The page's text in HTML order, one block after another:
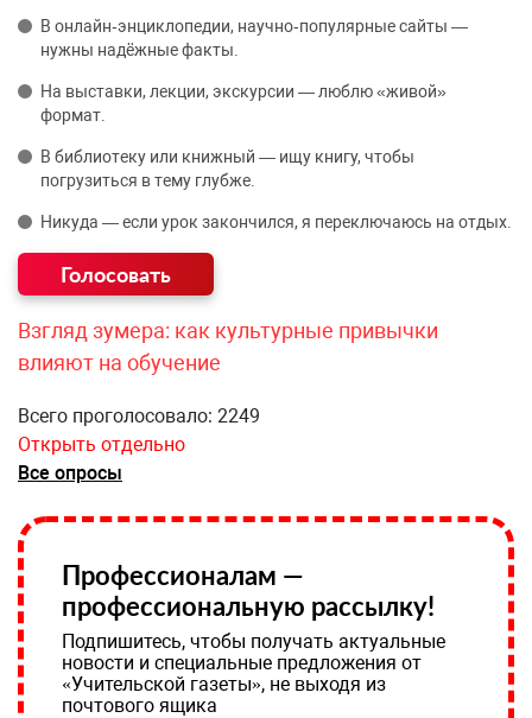
В онлайн‑энциклопедии, научно‑популярные сайты —
нужны надёжные факты.
На выставки, лекции, экскурсии — люблю «живой»
формат.
В библиотеку или книжный — ищу книгу, чтобы
погрузиться в тему глубже.
Никуда — если урок закончился, я переключаюсь на отдых.
Взгляд зумера: как культурные привычки
влияют на обучение
Всего проголосовало: 2249
Открыть отдельно
Все опросы
Профессионалам —
профессиональную рассылку!
Подпишитесь, чтобы получать актуальные
новости и специальные предложения от
«Учительской газеты», не выходя из
почтового ящика